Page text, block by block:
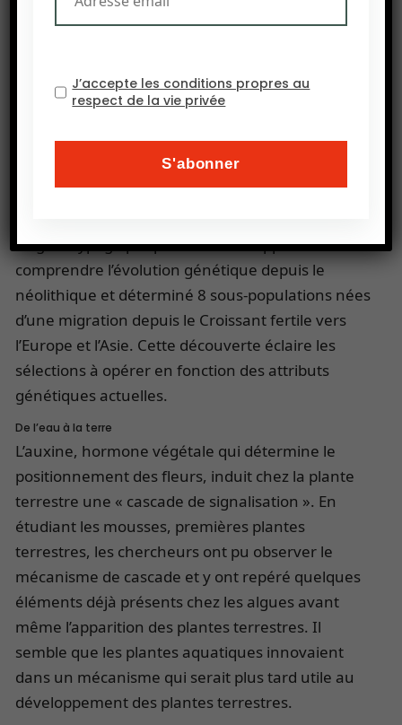
permettre d’améliorer l’espèce par sélection.
Une étude comparative des gènes de blés
modernes et ancestraux ont conclu à une
périodes différentes, qui ont abouti à de
nombreuses variétés de blé capables de s’adapter
Le génotypage par puce a offert l’opportunité de
comprendre l’évolution génétique depuis le
néolithique et déterminé 8 sous-populations nées
d’une migration depuis le Croissant fertile vers
l’Europe et l’Asie. Cette découverte éclaire les
sélections à opérer en fonction des attributs
génétiques actuelles.
De l’eau à la terre
L’auxine, hormone végétale qui détermine le
positionnement des fleurs, induit chez la plante
terrestre une « cascade de signalisation ». En
étudiant les mousses, premières plantes
terrestres, les chercheurs ont pu observer le
mécanisme de cascade et y ont repéré quelques
éléments déjà présents chez les algues avant
même l’apparition des plantes terrestres. Il
semble que les plantes aquatiques innovaient
dans un mécanisme qui serait plus tard utile au
développement des plantes terrestres.
J’accepte les conditions propres au
respect de la vie privée